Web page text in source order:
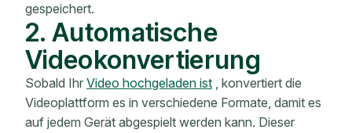
gespeichert.
2. Automatische
Videokonvertierung
Sobald Ihr Video hochgeladen ist , konvertiert die
Videoplattform es in verschiedene Formate, damit es
auf jedem Gerät abgespielt werden kann. Dieser